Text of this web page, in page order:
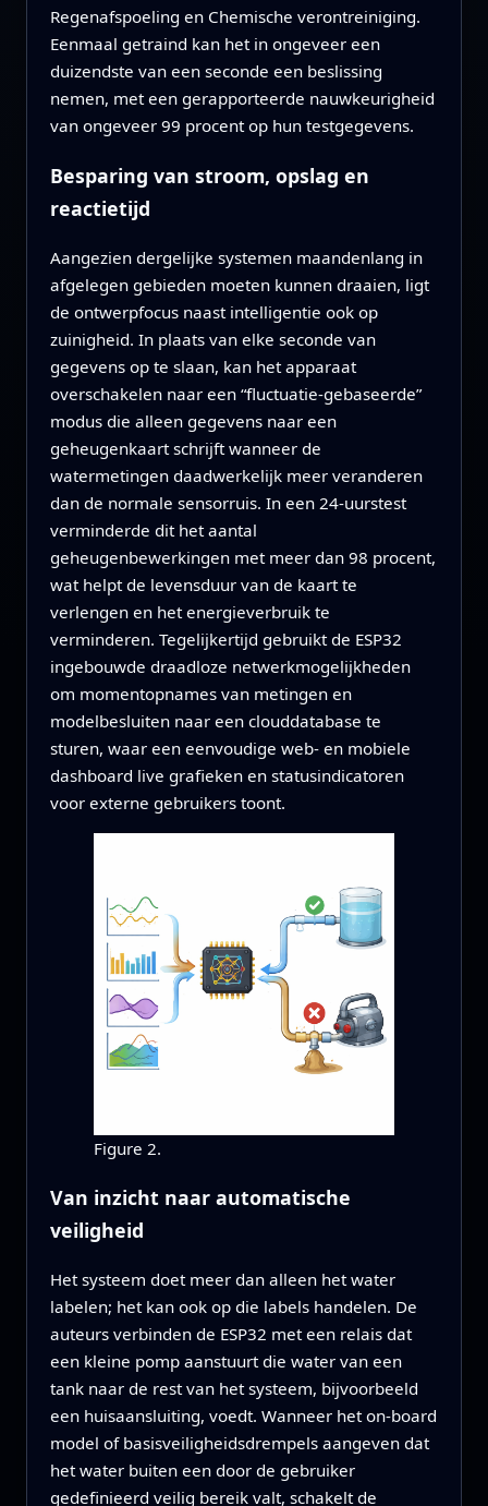
Regenafspoeling en Chemische verontreiniging.
Eenmaal getraind kan het in ongeveer een
duizendste van een seconde een beslissing
nemen, met een gerapporteerde nauwkeurigheid
van ongeveer 99 procent op hun testgegevens.
Besparing van stroom, opslag en
reactietijd
Aangezien dergelijke systemen maandenlang in
afgelegen gebieden moeten kunnen draaien, ligt
de ontwerpfocus naast intelligentie ook op
zuinigheid. In plaats van elke seconde van
gegevens op te slaan, kan het apparaat
overschakelen naar een “fluctuatie‑gebaseerde”
modus die alleen gegevens naar een
geheugenkaart schrijft wanneer de
watermetingen daadwerkelijk meer veranderen
dan de normale sensorruis. In een 24‑uurstest
verminderde dit het aantal
geheugenbewerkingen met meer dan 98 procent,
wat helpt de levensduur van de kaart te
verlengen en het energieverbruik te
verminderen. Tegelijkertijd gebruikt de ESP32
ingebouwde draadloze netwerkmogelijkheden
om momentopnames van metingen en
modelbesluiten naar een clouddatabase te
sturen, waar een eenvoudige web‑ en mobiele
dashboard live grafieken en statusindicatoren
voor externe gebruikers toont.
Figure 2.
Van inzicht naar automatische
veiligheid
Het systeem doet meer dan alleen het water
labelen; het kan ook op die labels handelen. De
auteurs verbinden de ESP32 met een relais dat
een kleine pomp aanstuurt die water van een
tank naar de rest van het systeem, bijvoorbeeld
een huisaansluiting, voedt. Wanneer het on‑board
model of basisveiligheidsdrempels aangeven dat
het water buiten een door de gebruiker
gedefinieerd veilig bereik valt, schakelt de